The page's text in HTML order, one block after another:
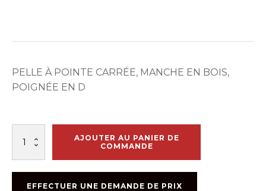
PELLE À POINTE CARRÉE, MANCHE EN BOIS,
POIGNÉE EN D
AJOUTER AU PANIER DE
COMMANDE
EFFECTUER UNE DEMANDE DE PRIX